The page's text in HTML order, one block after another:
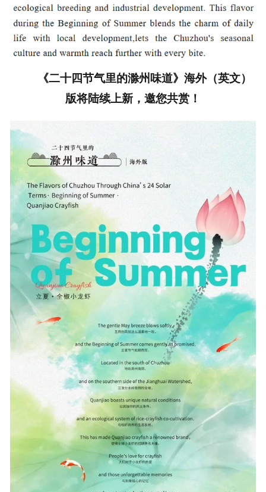
《二十四节气里的滁州味道》海外（英文）
版将陆续上新， 邀您共赏！